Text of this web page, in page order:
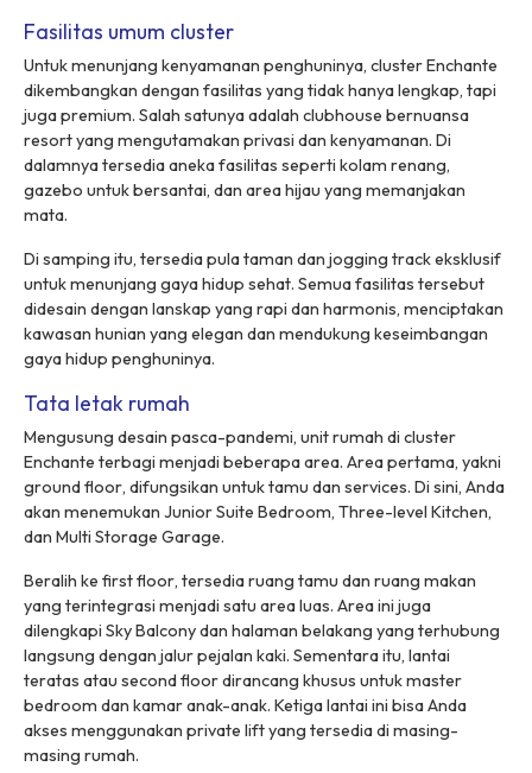
Fasilitas umum cluster
Untuk menunjang kenyamanan penghuninya, clusterEnchante
dikembangkan dengan fasilitas yang tidak hanya lengkap, tapi
juga premium. Salah satunya adalah clubhouse bernuansa
resortyang mengutamakan privasi dan kenyamanan. Di
dalamnya tersedia aneka fasilitas seperti kolam renang,
gazebo untuk bersantai, dan area hijau yang memanjakan
mata.
Di samping itu, tersedia pula taman dan jogging trackeksklusif
untuk menunjang gaya hidup sehat. Semua fasilitas tersebut
didesain dengan lanskap yang rapi dan harmonis, menciptakan
kawasan hunian yang elegan dan mendukung keseimbangan
gaya hidup penghuninya.
Tata letak rumah
Mengusung desain pasca-pandemi, unit rumah di cluster
Enchante terbagi menjadi beberapa area. Area pertama, yakni
ground floor, difungsikan untuk tamu dan services. Di sini, Anda
akan menemukan Junior Suite Bedroom, Three-level Kitchen,
dan Multi Storage Garage.
Beralih ke first floor, tersedia ruang tamu dan ruang makan
yang terintegrasi menjadi satu area luas. Area ini juga
dilengkapi Sky Balconydan halaman belakang yang terhubung
langsung dengan jalur pejalan kaki. Sementara itu, lantai
teratas atau second floordirancang khusus untukmaster
bedroom dan kamar anak-anak. Ketiga lantai ini bisa Anda
akses menggunakan private liftyang tersedia di masing-
masing rumah.